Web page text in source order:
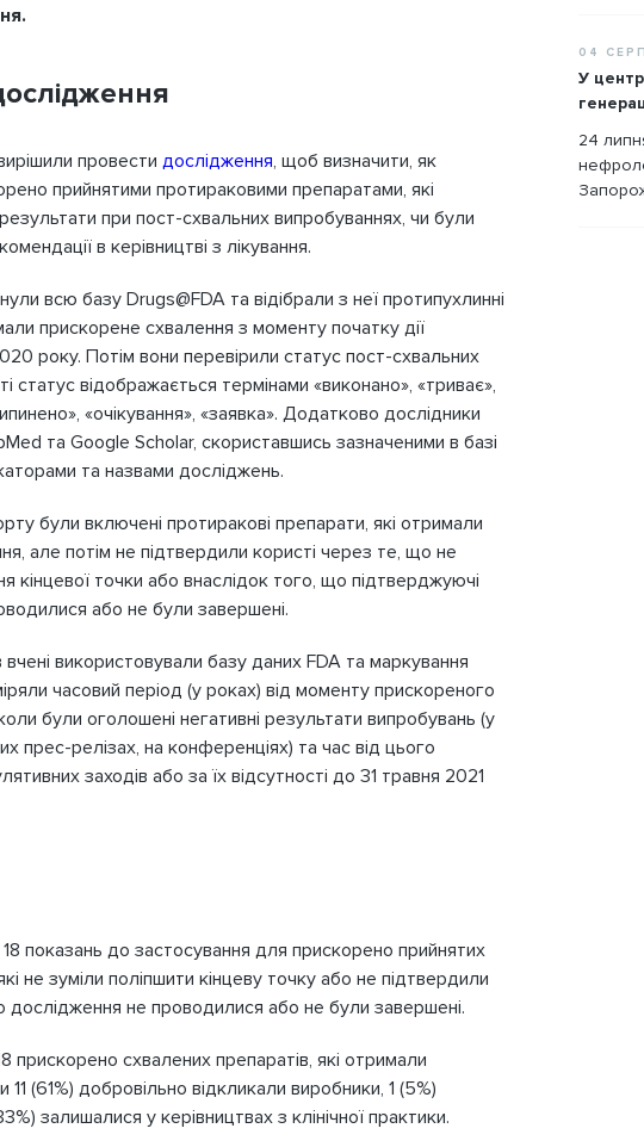
провести дослідження, щоб визначити, як
прийнятими протираковими препаратами, які
при пост-схвальних випробуваннях, чи були
в керівництві з лікування.
всю базу Drugs@FDA та відібрали з неї протипухлинні
прискорене схвалення з моменту початку дії
року. Потім вони перевірили статус пост-схвальних
статус відображається термінами «виконано», «триває»,
«очікування», «заявка». Додатково дослідники
та Google Scholar, скориставшись зазначеними в базі
та назвами досліджень.
були включені протиракові препарати, які отримали
але потім не підтвердили користі через те, що не
кінцевої точки або внаслідок того, що підтверджуючі
або не були завершені.
вчені використовували базу даних FDA та маркування
часовий період (у роках) від моменту прискореного
були оголошені негативні результати випробувань (у
прес-релізах, на конференціях) та час від цього
заходів або за їх відсутності до 31 травня 2021
показань до застосування для прискорено прийнятих
не зуміли поліпшити кінцеву точку або не підтвердили
дослідження не проводилися або не були завершені.
прискорено схвалених препаратів, які отримали
11 (61%) добровільно відкликали виробники, 1 (5%)
залишалися у керівництвах з клінічної практики.
04
У
24
Вхід
e-mail та пароль, обрані Вами
реєстрації.
Телефон